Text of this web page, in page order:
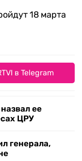
18 марта
в Telegram
ее
ЦРУ
генерала,